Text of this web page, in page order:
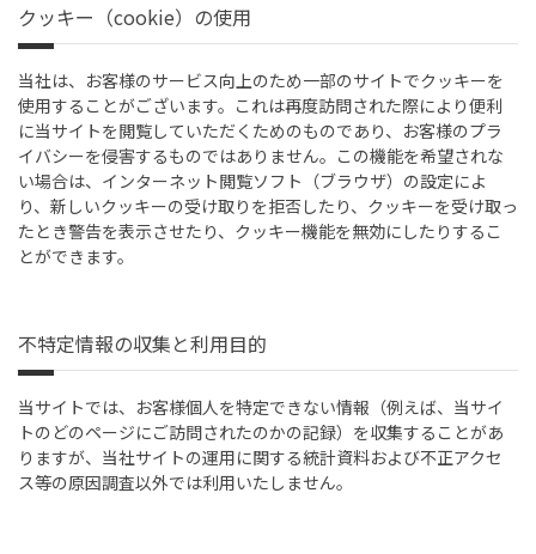
クッキー（cookie）の使用
当社は、お客様のサービス向上のため一部のサイトでクッキーを
使用することがございます。これは再度訪問された際により便利
に当サイトを閲覧していただくためのものであり、お客様のプラ
イバシーを侵害するものではありません。この機能を希望されな
い場合は、インターネット閲覧ソフト（ブラウザ）の設定によ
り、新しいクッキーの受け取りを拒否したり、クッキーを受け取っ
たとき警告を表示させたり、クッキー機能を無効にしたりするこ
とができます。
不特定情報の収集と利用目的
当サイトでは、お客様個人を特定できない情報（例えば、当サイ
トのどのページにご訪問されたのかの記録）を収集することがあ
りますが、当社サイトの運用に関する統計資料および不正アクセ
ス等の原因調査以外では利用いたしません。